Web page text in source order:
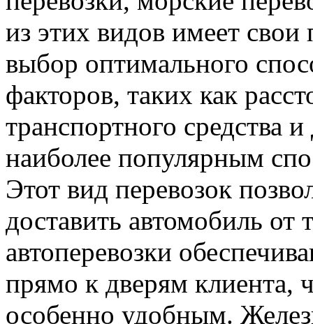
из этих видов имеет
выбор оптимального
факторов, таких как
транспортного средства
наиболее популярным
Этот вид перевозок
доставить автомобиль
автоперевозки
прямо к дверям клиента,
особенно удобным.